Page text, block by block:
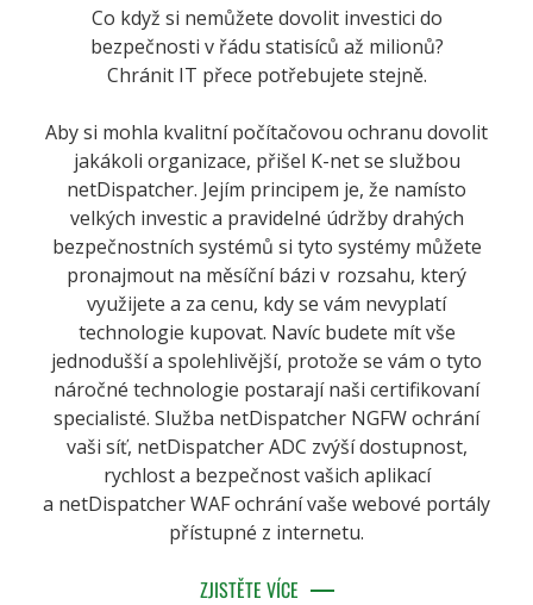
Co když si nemůžete dovolit investici do
bezpečnosti v řádu statisíců až milionů?
Chránit IT přece potřebujete stejně.
Aby si mohla kvalitní počítačovou ochranu dovolit
jakákoli organizace, přišel K-net se službou
netDispatcher. Jejím principem je, že namísto
velkých investic a pravidelné údržby drahých
bezpečnostních systémů si tyto systémy můžete
pronajmout na měsíční bázi v rozsahu, který
využijete a za cenu, kdy se vám nevyplatí
technologie kupovat. Navíc budete mít vše
jednodušší a spolehlivější, protože se vám o tyto
náročné technologie postarají naši certifikovaní
specialisté. Služba netDispatcher NGFW ochrání
vaši síť, netDispatcher ADC zvýší dostupnost,
rychlost a bezpečnost vašich aplikací
a netDispatcher WAF ochrání vaše webové portály
přístupné z internetu.
ZJISTĚTE VÍCE